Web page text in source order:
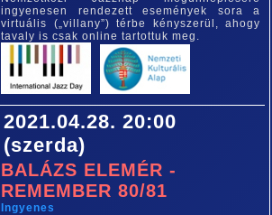
ingyenesen rendezett események sora a
virtuális („villany”) térbe kényszerül, ahogy
tavaly is csak online tartottuk meg.
2021.04.28. 20:00
(szerda)
BALÁZS ELEMÉR -
REMEMBER 80/81
Ingyenes